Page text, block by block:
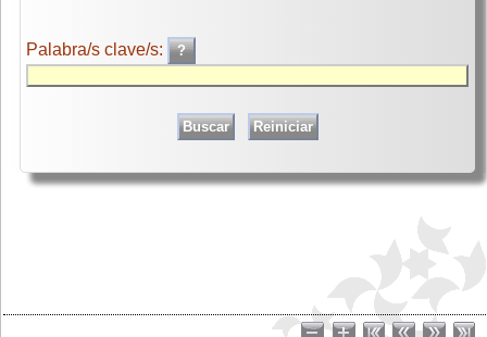
Palabra/s clave/s: